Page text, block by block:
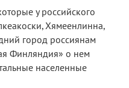
у российского
Хямеенлинна,
город россиянам
Финляндия» о нем
населенные